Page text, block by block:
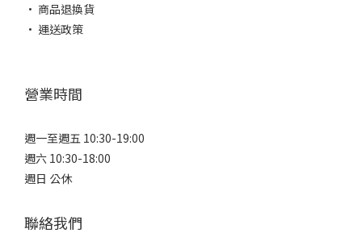
• 商品退換貨
• 運送政策
營業時間
週一至週五 10:30-19:00
週六 10:30-18:00
週日 公休
聯絡我們